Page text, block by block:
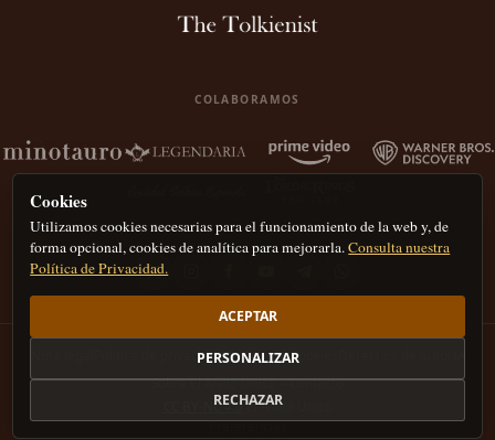
COLABORAMOS
Política de privacidadPolítica de Cookies
Sobre El Anillo Único – Contacto
Preferencias
CC BY-NC 4.0El Anillo Único
Cookies
Utilizamos cookies necesarias para el funcionamiento de la web y, de
forma opcional, cookies de analítica para mejorarla.Consulta nuestra
Política de Privacidad.
ACEPTAR
PERSONALIZAR
RECHAZAR